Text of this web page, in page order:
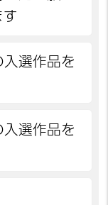
入選作品を
入選作品を